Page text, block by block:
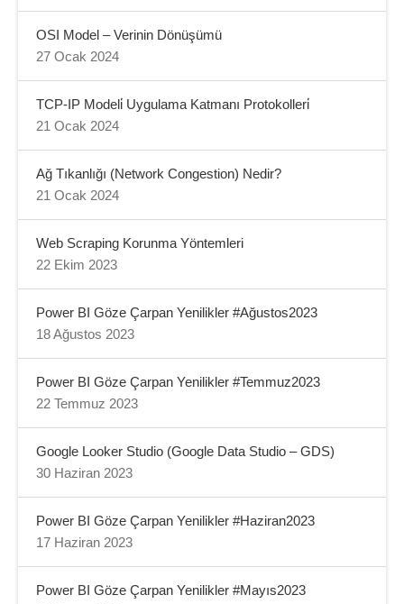
OSI Model – Verinin Dönüşümü
27 Ocak 2024
TCP-IP Modeli̇ Uygulama Katmanı Protokolleri̇
21 Ocak 2024
Ağ Tıkanlığı (Network Congestion) Nedir?
21 Ocak 2024
Web Scraping Korunma Yöntemleri
22 Ekim 2023
Power BI Göze Çarpan Yenilikler #Ağustos2023
18 Ağustos 2023
Power BI Göze Çarpan Yenilikler #Temmuz2023
22 Temmuz 2023
Google Looker Studio (Google Data Studio – GDS)
30 Haziran 2023
Power BI Göze Çarpan Yenilikler #Haziran2023
17 Haziran 2023
Power BI Göze Çarpan Yenilikler #Mayıs2023